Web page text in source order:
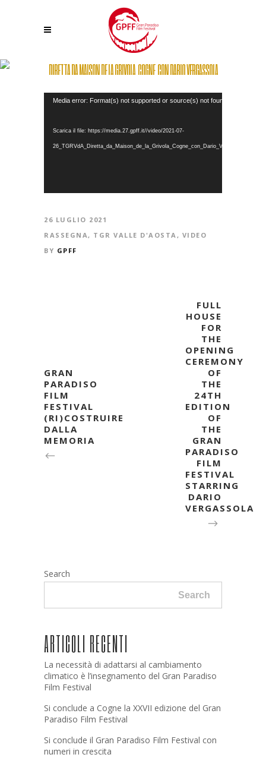
DIRETTA DA MAISON DE LA GRIVOLA, COGNE, CON DARIO VERGASSOLA
Video
Media error: Format(s) not supported or source(s) not found
Scarica il file: https://media.27.gpff.it//video/2021-07-
26 LUGLIO 2021
RASSEGNA , TGR VALLE D'AOSTA , VIDEO
BY GPFF
GRAN
PARADISO
FILM
FESTIVAL
(RI)COSTRUIRE
DALLA
MEMORIA
FULL
HOUSE
FOR
THE
OPENING
CEREMONY
OF
THE
24TH
EDITION
OF
THE
GRAN
PARADISO
FILM
FESTIVAL
STARRING
DARIO
VERGASSOLA
Search
Search
ARTICOLI RECENTI
La necessità di adattarsi al cambiamento
climatico è l’insegnamento del Gran Paradiso
Film Festival
Si conclude a Cogne la XXVII edizione del Gran
Paradiso Film Festival
Si conclude il Gran Paradiso Film Festival con
numeri in crescita